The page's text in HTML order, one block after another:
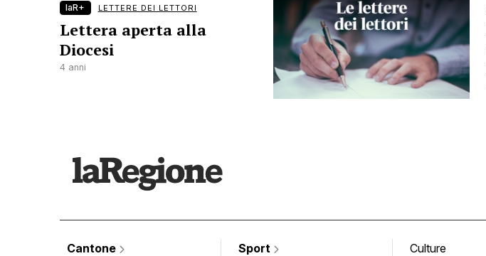
laR+ LETTERE DEI LETTORI
Lettera aperta alla
Diocesi
4 anni
Cantone
Sport
Culture